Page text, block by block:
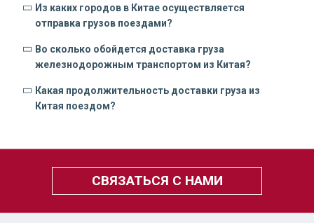
Из каких городов в Китае осуществляется
отправка грузов поездами?
Во сколько обойдется доставка груза
железнодорожным транспортом из Китая?
Какая продолжительность доставки груза из
Китая поездом?
СВЯЗАТЬСЯ С НАМИ